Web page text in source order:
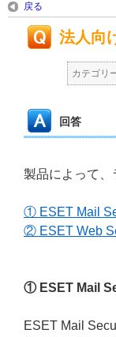
戻る
法人向
カテゴリ
回答
製品によって、
① ESET Mail
② ESET Web
① ESET Mail
ESET Mail